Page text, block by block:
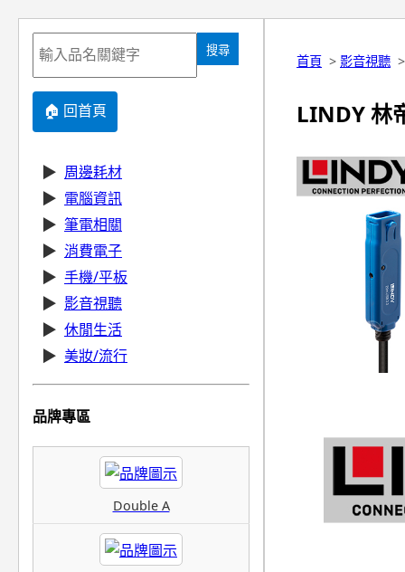
搜尋
🏠 回首頁
▶ 周邊耗材
▶ 電腦資訊
▶ 筆電相關
▶ 消費電子
▶ 手機/平板
▶ 影音視聽
▶ 休閒生活
▶ 美妝/流行
品牌專區
Double A
首頁 > 影音視聽
LINDY 林